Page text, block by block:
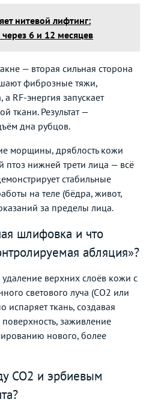
нитевой лифтинг:
через 6 и 12 месяцев
— вторая сильная сторона
фиброзные тяжи,
RF-энергия запускает
ткани. Результат —
дна рубцов.
морщины, дряблость кожи
птоз нижней трети лица — всё
стабильные
на теле (бёдра, живот,
за пределы лица.
шлифовка и что
абляция»?
верхних слоёв кожи с
светового луча (CO2 или
ткань, создавая
заживление
нового, более
CO2 и эрбиевым